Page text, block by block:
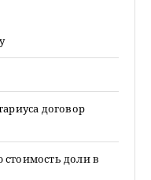
договор
стоимость доли в